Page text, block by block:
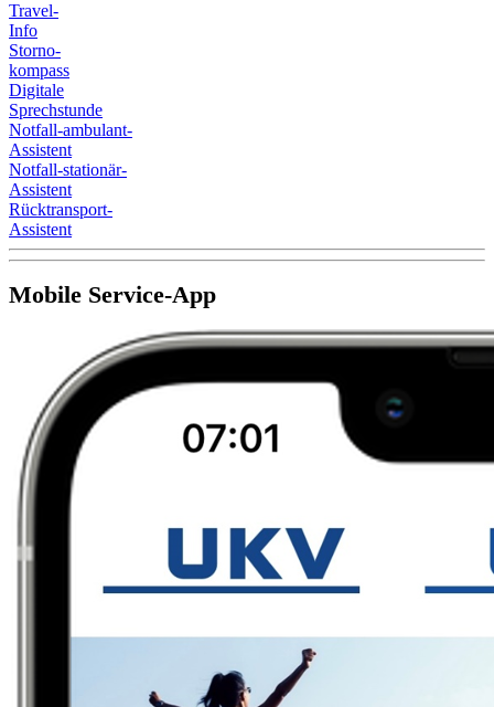
Travel-
Info
Storno-
kompass
Digitale
Sprechstunde
Notfall-ambulant-
Assistent
Notfall-stationär-
Assistent
Rücktransport-
Assistent
Mobile Service-App